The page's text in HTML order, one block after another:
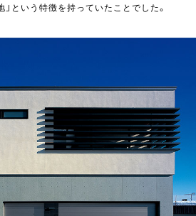
」という特徴を持っていたことでした。